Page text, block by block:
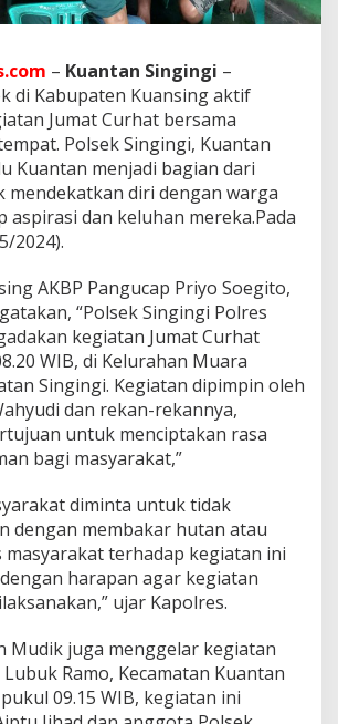
l
a
r
K
e
g
i
a
t
J
u
m
a
C
u
r
h
B
e
r
s
a
m
M
a
s
y
– Kuantan Singingi –
di Kabupaten Kuansing aktif
Jumat Curhat bersama
Polsek Singingi, Kuantan
Kuantan menjadi bagian dari
mendekatkan diri dengan warga
aspirasi dan keluhan mereka.Pada
2024).
AKBP Pangucap Priyo Soegito,
“Polsek Singingi Polres
kegiatan Jumat Curhat
WIB, di Kelurahan Muara
Singingi. Kegiatan dipimpin oleh
dan rekan-rekannya,
untuk menciptakan rasa
bagi masyarakat,”
diminta untuk tidak
dengan membakar hutan atau
masyarakat terhadap kegiatan ini
harapan agar kegiatan
ujar Kapolres.
Mudik juga menggelar kegiatan
Ramo, Kecamatan Kuantan
09.15 WIB, kegiatan ini